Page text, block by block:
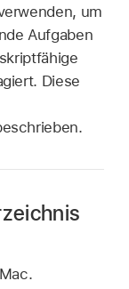
um
Aufgaben
Diese